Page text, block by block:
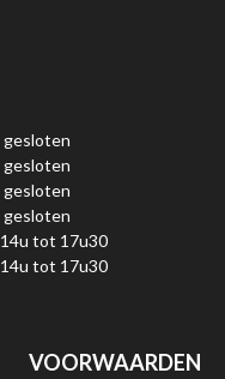
gesloten
gesloten
gesloten
gesloten
14u tot 17u30
14u tot 17u30
VOORWAARDEN